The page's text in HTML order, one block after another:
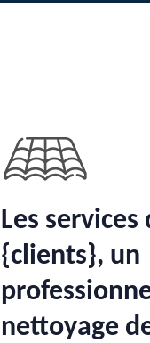
Les services
{clients}, un
nettoyage